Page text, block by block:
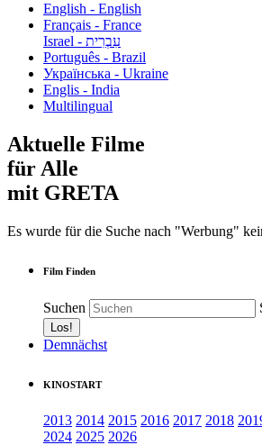
English - English
Français - France
עִבְרִית - Israel
Português - Brazil
Українська - Ukraine
Englis - India
Multilingual
Aktuelle Filme
für Alle
mit GRETA
Es wurde für die Suche nach "Werbung"
Film Finden
Suchen
Demnächst
KINOSTART
2013 2014 2015 2016 2017 2018
2024 2025 2026